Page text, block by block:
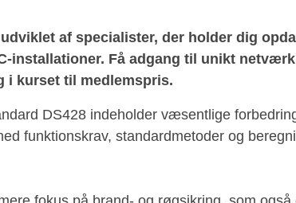
udviklet af specialister, der holder dig
installationer. Få adgang til unikt
i kurset til medlemspris.
DS428 indeholder væsentlige
funktionskrav, standardmetoder og